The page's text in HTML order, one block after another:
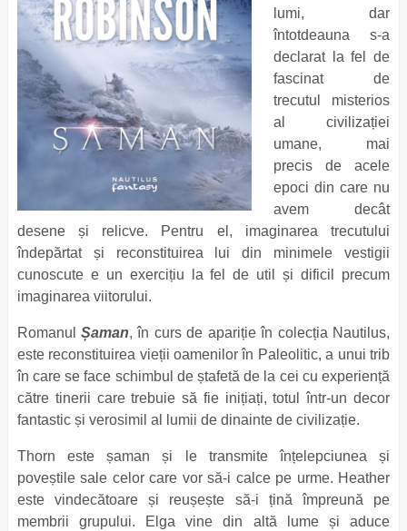
lumi, dar
întotdeauna s-a
declarat la fel de
fascinat de
trecutul misterios
al civilizației
umane, mai
precis de acele
epoci din care nu
avem decât
desene și relicve. Pentru el, imaginarea trecutului
îndepărtat și reconstituirea lui din minimele vestigii
cunoscute e un exercițiu la fel de util și dificil precum
imaginarea viitorului.
Romanul Șaman, în curs de apariție în colecția Nautilus,
este reconstituirea vieții oamenilor în Paleolitic, a unui trib
în care se face schimbul de ștafetă de la cei cu experiență
către tinerii care trebuie să fie inițiați, totul într-un decor
fantastic și verosimil al lumii de dinainte de civilizație.
Thorn este șaman și le transmite înțelepciunea și
poveștile sale celor care vor să-i calce pe urme. Heather
este vindecătoare și reușește să-i țină împreună pe
membrii grupului. Elga vine din altă lume și aduce